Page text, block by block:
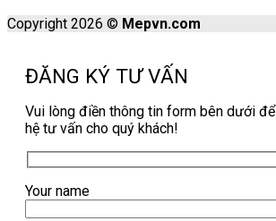
Copyright 2026 © Mepvn.com
ĐĂNG KÝ TƯ VẤN
Vui lòng điền thông tin form bên dưới
hệ tư vấn cho quý khách!
Your name